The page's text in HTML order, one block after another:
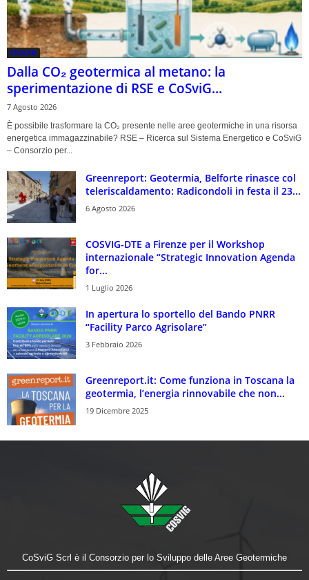
CEGLAB
Dalla CO₂ geotermica al metano: la
sperimentazione di RSE e CoSviG...
7 Agosto 2026
È possibile trasformare la CO₂ presente nelle aree geotermiche in una risorsa
energetica immagazzinabile? RSE – Ricerca sul Sistema Energetico e CoSviG
– Consorzio per...
Greenreport: Geotermia, Belforte rinasce col
teleriscaldamento: Radicondoli in festa il 23...
6 Agosto 2026
COSVIG-DTE a Firenze per il Workshop
internazionale “Strategic Innovation Agenda
for...
1 Luglio 2026
In apertura lo sportello del Bando PNRR
“Facility Parco Agrisolare”
3 Febbraio 2026
Greenreport.it: Come funziona in Toscana la
geotermia, l’energia rinnovabile che non...
19 Dicembre 2025
CoSviG Scrl è il Consorzio per lo Sviluppo delle Aree Geotermiche